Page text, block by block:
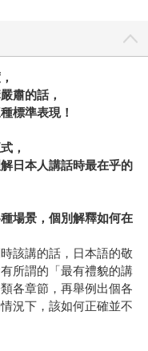
肅的話，
標準表現！
，
日本人講話時最在乎的
場景，個別解釋如何在
該講的話，日本語的敬
所謂的「最有禮貌的講
各章節，再舉例出個各
況下，該如何正確並不